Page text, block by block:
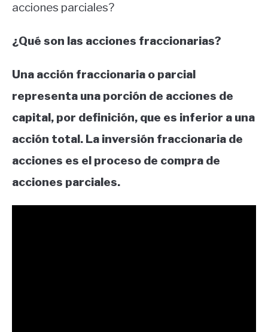
acciones parciales?
¿Qué son las acciones fraccionarias?
Una acción fraccionaria o parcial
representa una porción de acciones de
capital, por definición, que es inferior a una
acción total. La inversión fraccionaria de
acciones es el proceso de compra de
acciones parciales.